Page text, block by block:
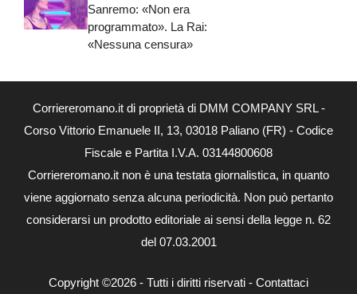
Sanremo: «Non era
programmato». La Rai:
«Nessuna censura»
Corriereromano.it di proprietà di DMM COMPANY SRL -
Corso Vittorio Emanuele II, 13, 03018 Paliano (FR) - Codice
Fiscale e Partita I.V.A. 03144800608
Corriereromano.it non è una testata giornalistica, in quanto
viene aggiornato senza alcuna periodicità. Non può pertanto
considerarsi un prodotto editoriale ai sensi della legge n. 62
del 07.03.2001
Copyright ©2026 - Tutti i diritti riservati - Contattaci